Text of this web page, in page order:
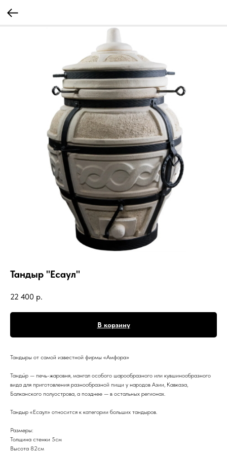
Тандыр "Есаул"
22 400 р.
В корзину
Тандыры от самой известной фирмы «Амфора»
Танды́р — печь-жаровня, мангал особого шарообразного или кувшинообразного
вида для приготовления разнообразной пищи у народов Азии, Кавказа,
Балканского полуострова, а позднее — в остальных регионах.
Тандыр «Есаул» относится к категории больших тандыров.
Размеры:
Толщина стенки 5см
Высота 82см